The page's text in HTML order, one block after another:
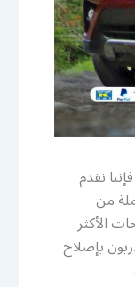
نقدم
من
الأكثر
بإصلاح